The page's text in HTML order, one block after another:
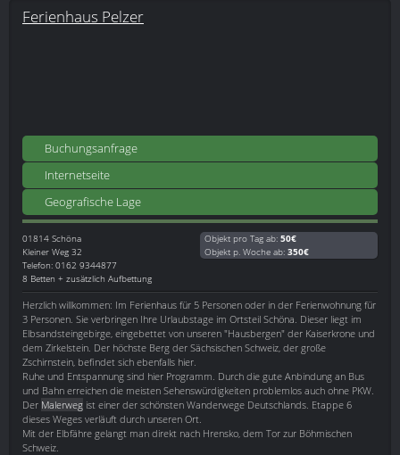
Ferienhaus Pelzer
Buchungsanfrage
Internetseite
Geografische Lage
01814 Schöna
Kleiner Weg 32
Telefon: 0162 9344877
8 Betten + zusätzlich Aufbettung
Objekt pro Tag ab: 50€
Objekt p. Woche ab: 350€
Herzlich willkommen: Im Ferienhaus für 5 Personen oder in der Ferienwohnung für
3 Personen. Sie verbringen Ihre Urlaubstage im Ortsteil Schöna. Dieser liegt im
Elbsandsteingebirge, eingebettet von unseren "Hausbergen" der Kaiserkrone und
dem Zirkelstein. Der höchste Berg der Sächsischen Schweiz, der große
Zschirnstein, befindet sich ebenfalls hier.
Ruhe und Entspannung sind hier Programm. Durch die gute Anbindung an Bus
und Bahn erreichen die meisten Sehenswürdigkeiten problemlos auch ohne PKW.
Der Malerweg ist einer der schönsten Wanderwege Deutschlands. Etappe 6
dieses Weges verläuft durch unseren Ort.
Mit der Elbfähre gelangt man direkt nach Hrensko, dem Tor zur Böhmischen
Schweiz.